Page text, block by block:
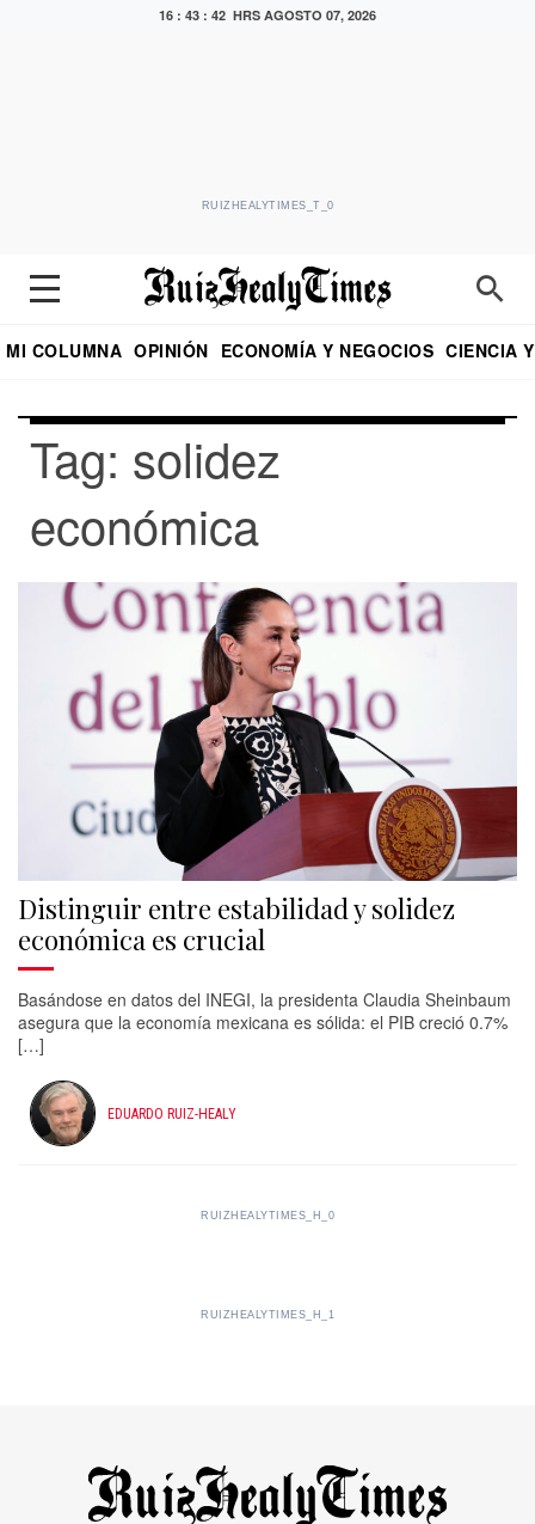
16 : 43 : 42 HRS AGOSTO 07, 2026
RUIZHEALYTIMES_T_0
MI COLUMNA OPINIÓN ECONOMÍA Y NEGOCIOS CIENCIA
Tag: solidez
económica
Distinguir entre estabilidad y solidez
económica es crucial
Basándose en datos del INEGI, la presidenta Claudia Sheinbaum
asegura que la economía mexicana es sólida: el PIB creció 0.7%
[…]
EDUARDO RUIZ-HEALY
RUIZHEALYTIMES_H_0
RUIZHEALYTIMES_H_1